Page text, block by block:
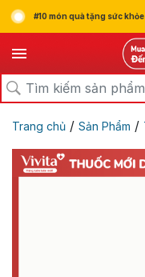
#10 món quà tặng sức
Trang chủ / Sản Phẩm /